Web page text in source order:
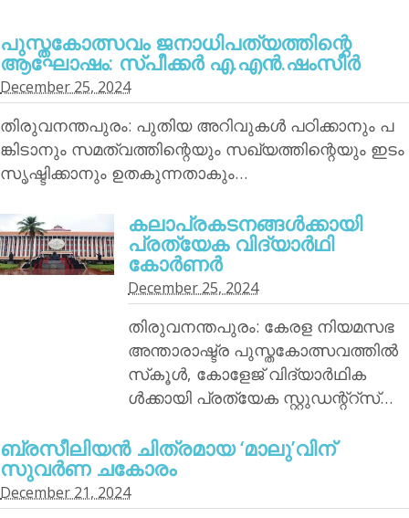
പുസ്തകോത്സവം ജനാധിപത്യത്തിന്റെ
ആഘോഷം: സ്പീക്കര്‍ എ.എന്‍.ഷംസീര്‍
December 25, 2024
തിരുവനന്തപുരം: പുതിയ അറിവുകള്‍ പഠിക്കാനും പ
ങ്കിടാനും സമത്വത്തിന്റെയും സഖ്യത്തിന്റെയും ഇടം
സൃഷ്ടിക്കാനും ഉതകുന്നതാകും…
കലാപ്രകടനങ്ങള്‍ക്കായി
പ്രത്യേക വിദ്യാര്‍ഥി
കോര്‍ണര്‍
December 25, 2024
തിരുവനന്തപുരം: കേരള നിയമസഭ
അന്താരാഷ്ട്ര പുസ്തകോത്സവത്തില്‍
സ്‌കൂള്‍, കോളേജ് വിദ്യാര്‍ഥിക
ള്‍ക്കായി പ്രത്യേക സ്റ്റുഡന്റ്‌റ്‌സ്…
ബ്രസീലിയന്‍ ചിത്രമായ ‘മാലു’വിന്
സുവര്‍ണ ചകോരം
December 21, 2024